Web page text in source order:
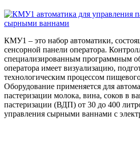
КМУ1 – это набор автоматики,
сенсорной панели оператора.
специализированным программным
оператора имеет визуализацию,
технологическим процессом
Оборудование применяется для
пастеризации молока, вина, соков в
пастеризации (ВДП) от 30 до 400
управления сырными ваннами с